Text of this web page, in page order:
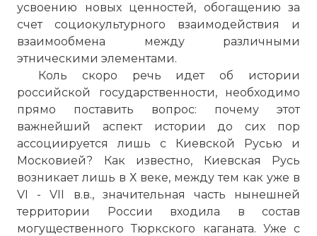
усвоению новых ценностей, обогащению за
счет социокультурного взаимодействия и
взаимообмена между различными
этническими элементами.
Коль скоро речь идет об истории
российской государственности, необходимо
прямо поставить вопрос: почему этот
важнейший аспект истории до сих пор
ассоциируется лишь с Киевской Русью и
Московией? Как известно, Киевская Русь
возникает лишь в Х веке, между тем как уже в
VI - VII в.в., значительная часть нынешней
территории России входила в состав
могущественного Тюркского каганата. Уже с